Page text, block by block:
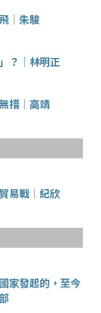
│朱駿
？│林明正
措│高靖
易戰│紀欣
家發起的，至今